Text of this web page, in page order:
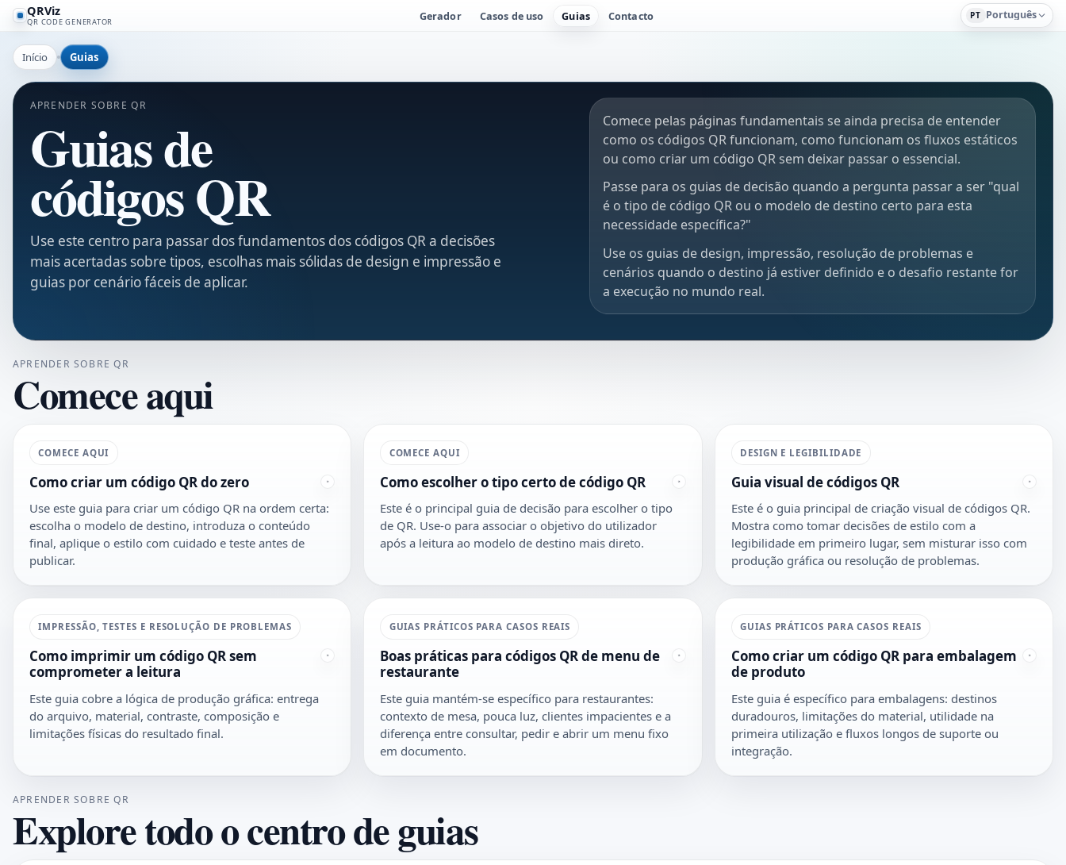
QRViz
QR CODE GENERATOR Gerador Casos de uso Guias Contacto PT Português
Início Guias
APRENDER SOBRE QR
Guias de
códigos QR
Use este centro para passar dos fundamentos dos códigos QR a decisões
mais acertadas sobre tipos, escolhas mais sólidas de design e impressão e
guias por cenário fáceis de aplicar.
Comece pelas páginas fundamentais se ainda precisa de entender
como os códigos QR funcionam, como funcionam os fluxos estáticos
ou como criar um código QR sem deixar passar o essencial.
Passe para os guias de decisão quando a pergunta passar a ser "qual
é o tipo de código QR ou o modelo de destino certo para esta
necessidade específica?"
Use os guias de design, impressão, resolução de problemas e
cenários quando o destino já estiver definido e o desafio restante for
a execução no mundo real.
APRENDER SOBRE QR
Comece aqui
COMECE AQUI
Como criar um código QR do zero
Use este guia para criar um código QR na ordem certa:
escolha o modelo de destino, introduza o conteúdo
final, aplique o estilo com cuidado e teste antes de
publicar.
COMECE AQUI
Como escolher o tipo certo de código QR
Este é o principal guia de decisão para escolher o tipo
de QR. Use-o para associar o objetivo do utilizador
após a leitura ao modelo de destino mais direto.
DESIGN E LEGIBILIDADE
Guia visual de códigos QR
Este é o guia principal de criação visual de códigos QR.
Mostra como tomar decisões de estilo com a
legibilidade em primeiro lugar, sem misturar isso com
produção gráfica ou resolução de problemas.
IMPRESSÃO, TESTES E RESOLUÇÃO DE PROBLEMAS
Como imprimir um código QR sem
comprometer a leitura
Este guia cobre a lógica de produção gráfica: entrega
do arquivo, material, contraste, composição e
limitações físicas do resultado final.
GUIAS PRÁTICOS PARA CASOS REAIS
Boas práticas para códigos QR de menu de
restaurante
Este guia mantém-se específico para restaurantes:
contexto de mesa, pouca luz, clientes impacientes e a
diferença entre consultar, pedir e abrir um menu fixo
em documento.
GUIAS PRÁTICOS PARA CASOS REAIS
Como criar um código QR para embalagem
de produto
Este guia é específico para embalagens: destinos
duradouros, limitações do material, utilidade na
primeira utilização e fluxos longos de suporte ou
integração.
APRENDER SOBRE QR
Explore todo o centro de guias